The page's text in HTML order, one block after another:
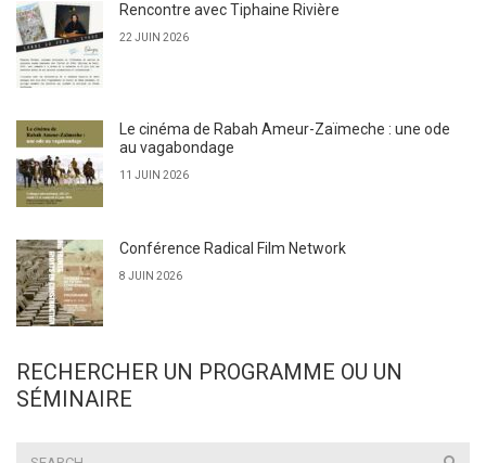
Rencontre avec Tiphaine Rivière
22 JUIN 2026
Le cinéma de Rabah Ameur-Zaïmeche : une ode
au vagabondage
11 JUIN 2026
Conférence Radical Film Network
8 JUIN 2026
RECHERCHER UN PROGRAMME OU UN
SÉMINAIRE